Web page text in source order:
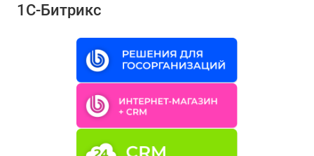
1С-Битрикс